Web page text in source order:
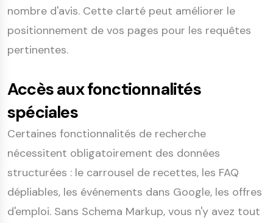
nombre d'avis. Cette clarté peut améliorer le
positionnement de vos pages pour les requêtes
pertinentes.
Accès aux fonctionnalités
spéciales
Certaines fonctionnalités de recherche
nécessitent obligatoirement des données
structurées : le carrousel de recettes, les FAQ
dépliables, les événements dans Google, les offres
d'emploi. Sans Schema Markup, vous n'y avez tout